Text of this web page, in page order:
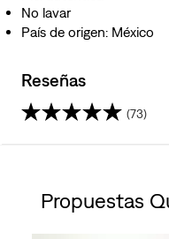
No lavar
País de origen: México
Reseñas
(73)
estrellas.
Propuestas